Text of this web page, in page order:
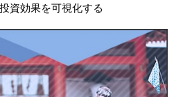
資効果を可視化する